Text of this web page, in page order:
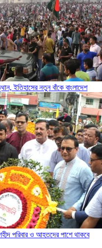
ইতিহাসের নতুন বাঁকে বাংলাদেশ
পরিবার ও আহতদের পাশে থাকবে